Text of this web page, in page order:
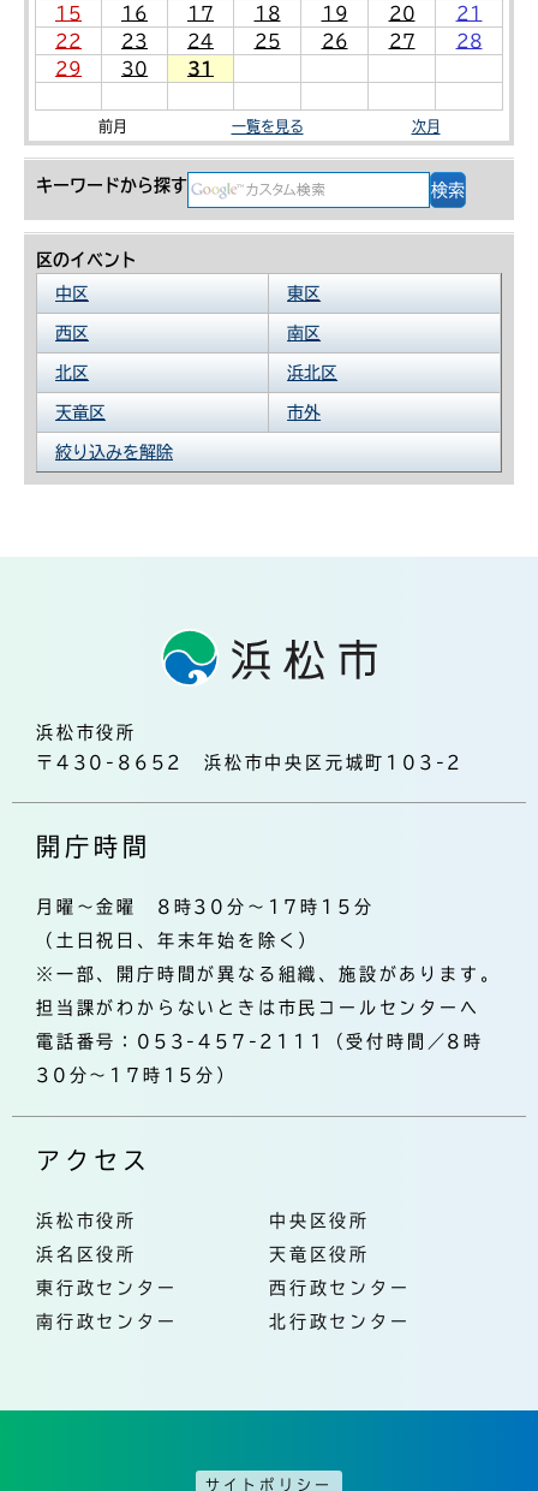
15
16 17 18 19 20
21
22
23 24 25 26 27
28
29
30 31
前月 一覧を見る 次月
キーワードから探す
区のイベント
中区
東区
西区 南区
北区 浜北区
天竜区 市外
絞り込みを解除
浜松市役所
〒430-8652 浜松市中央区元城町103-2
開庁時間
月曜～金曜 8時30分～17時15分
（土日祝日、年末年始を除く）
※一部、開庁時間が異なる組織、施設があります。
担当課がわからないときは市民コールセンターへ
電話番号：053-457-2111（受付時間／8時
30分～17時15分）
アクセス
浜松市役所
中央区役所
浜名区役所
天竜区役所
東行政センター
西行政センター
南行政センター
北行政センター
サイトポリシー